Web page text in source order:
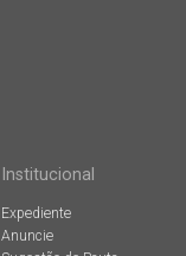
Institucional
Expediente
Anuncie